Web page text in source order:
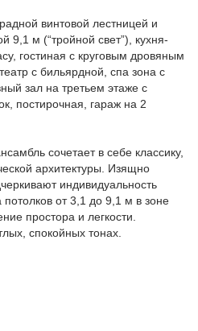
винтовой лестницей и
9,1 м (“тройной свет”), кухня-
гостиная с круговым дровяным
с бильярдной, спа зона с
зал на третьем этаже с
постирочная, гараж на 2
сочетает в себе классику,
архитектуры. Изящно
индивидуальность
от 3,1 до 9,1 м в зоне
простора и легкости.
спокойных тонах.